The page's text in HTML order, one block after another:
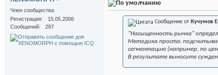
Член сообщества
Регистрация
15.05.2006
Сообщений
287
Сообщение от Кучумов
"Насыщенность рынка"
Методика проста:
сегментацию (например, по
В результате выносите